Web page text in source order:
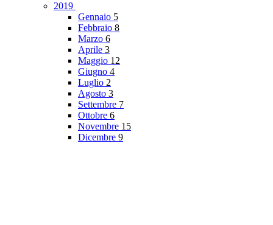
2019
Gennaio 5
Febbraio 8
Marzo 6
Aprile 3
Maggio 12
Giugno 4
Luglio 2
Agosto 3
Settembre 7
Ottobre 6
Novembre 15
Dicembre 9